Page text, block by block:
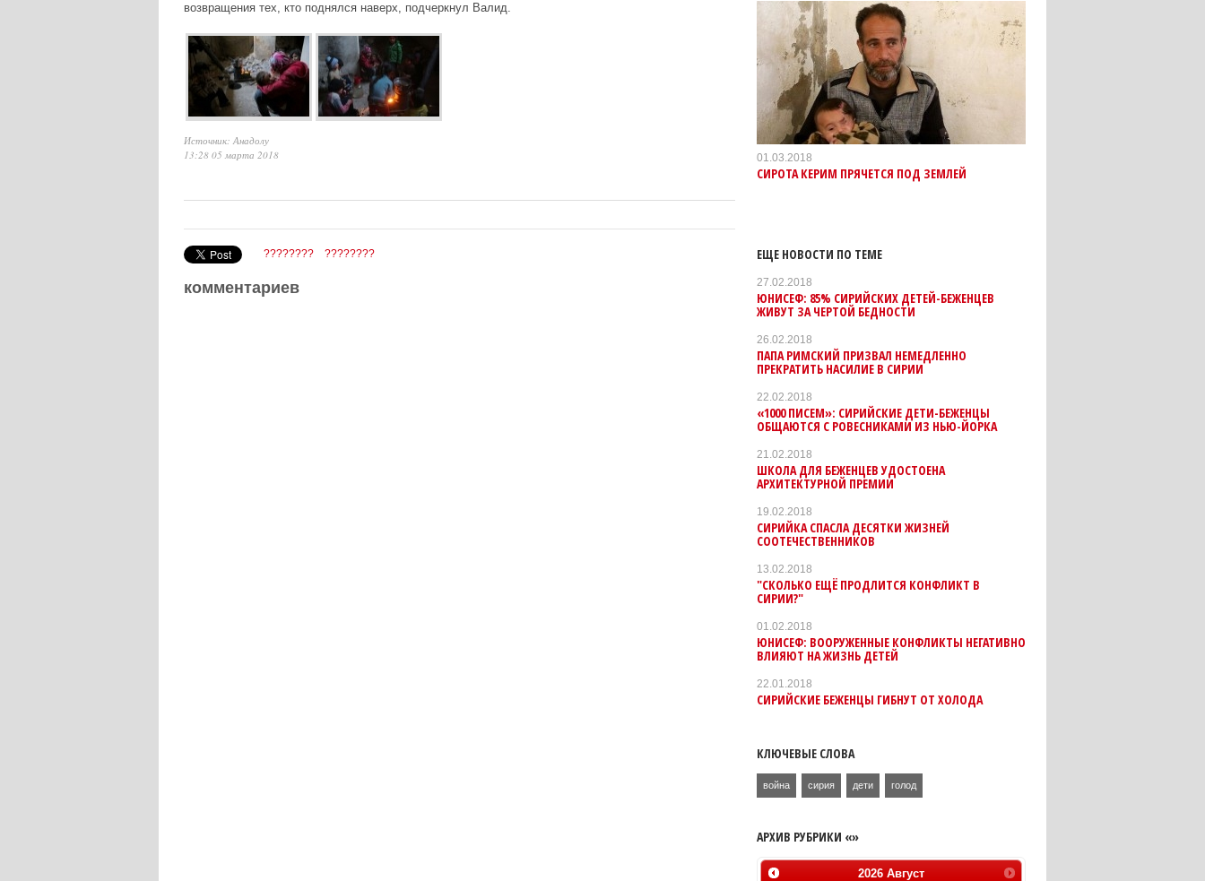
возвращения тех, кто поднялся наверх, подчеркнул Валид.
Источник: Анадолу
13:28 05 марта 2018
???????? ????????
комментариев
01.03.2018
СИРОТА КЕРИМ ПРЯЧЕТСЯ ПОД ЗЕМЛЕЙ
ЕЩЕ НОВОСТИ ПО ТЕМЕ
27.02.2018
ЮНИСЕФ: 85% СИРИЙСКИХ ДЕТЕЙ-БЕЖЕНЦЕВ
ЖИВУТ ЗА ЧЕРТОЙ БЕДНОСТИ
26.02.2018
ПАПА РИМСКИЙ ПРИЗВАЛ НЕМЕДЛЕННО
ПРЕКРАТИТЬ НАСИЛИЕ В СИРИИ
22.02.2018
«1000 ПИСЕМ»: СИРИЙСКИЕ ДЕТИ-БЕЖЕНЦЫ
ОБЩАЮТСЯ С РОВЕСНИКАМИ ИЗ НЬЮ-ЙОРКА
21.02.2018
ШКОЛА ДЛЯ БЕЖЕНЦЕВ УДОСТОЕНА
АРХИТЕКТУРНОЙ ПРЕМИИ
19.02.2018
СИРИЙКА СПАСЛА ДЕСЯТКИ ЖИЗНЕЙ
СООТЕЧЕСТВЕННИКОВ
13.02.2018
"СКОЛЬКО ЕЩЁ ПРОДЛИТСЯ КОНФЛИКТ В
СИРИИ?"
01.02.2018
ЮНИСЕФ: ВООРУЖЕННЫЕ КОНФЛИКТЫ НЕГАТИВНО
ВЛИЯЮТ НА ЖИЗНЬ ДЕТЕЙ
22.01.2018
СИРИЙСКИЕ БЕЖЕНЦЫ ГИБНУТ ОТ ХОЛОДА
КЛЮЧЕВЫЕ СЛОВА
война сирия дети голод
АРХИВ РУБРИКИ «»
2026 Август